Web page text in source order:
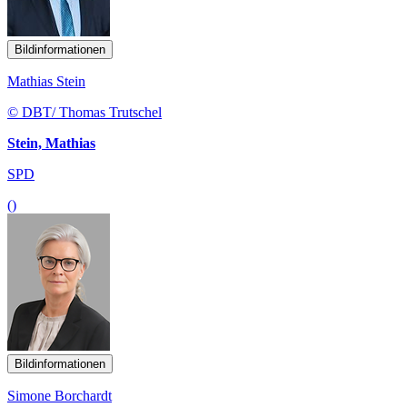
Bildinformationen
Mathias Stein
© DBT/ Thomas Trutschel
Stein, Mathias
SPD
()
Bildinformationen
Simone Borchardt